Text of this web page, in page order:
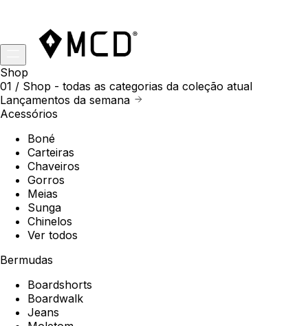
Shop
01 / Shop - todas as categorias da coleção atual
Lançamentos da semana
Acessórios
Boné
Carteiras
Chaveiros
Gorros
Meias
Sunga
Chinelos
Ver todos
Bermudas
Boardshorts
Boardwalk
Jeans